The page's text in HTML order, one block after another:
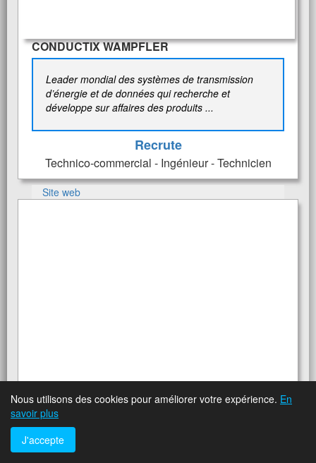
CONDUCTIX WAMPFLER
Leader mondial des systèmes de transmission
d’énergie et de données qui recherche et
développe sur affaires des produits ...
Recrute
Technico-commercial - Ingénieur - Technicien
Site web
Nous utilisons des cookies pour améliorer votre expérience. En
savoir plus
J'accepte